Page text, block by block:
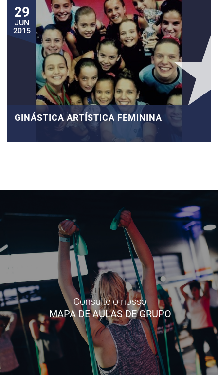
29
JUN
2015
GINÁSTICA ARTÍSTICA FEMININA
Consulte o nosso
MAPA DE AULAS DE GRUPO